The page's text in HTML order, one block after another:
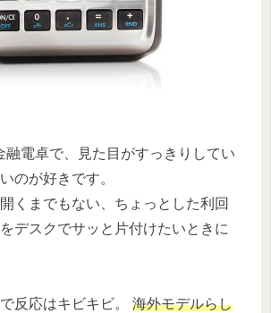
融電卓で、見た目がすっきりしてい
のが好きです。
くまでもない、ちょっとした利回
デスクでサッと片付けたいときに
反応はキビキビ。 海外モデルらし